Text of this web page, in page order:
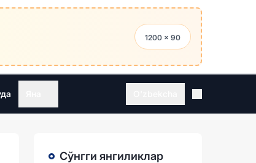
1200 × 90
Сўнгги янгиликлар